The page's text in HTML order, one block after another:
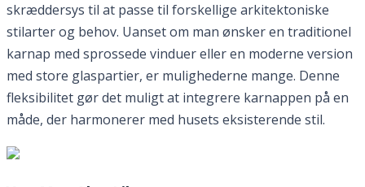
skræddersys til at passe til forskellige arkitektoniske
stilarter og behov. Uanset om man ønsker en traditionel
karnap med sprossede vinduer eller en moderne version
med store glaspartier, er mulighederne mange. Denne
fleksibilitet gør det muligt at integrere karnappen på en
måde, der harmonerer med husets eksisterende stil.